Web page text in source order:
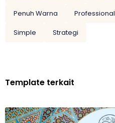
Penuh Warna
Professional
Simple
Strategi
Template terkait